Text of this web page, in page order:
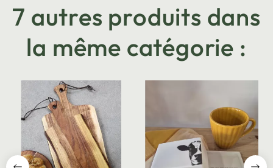
7 autres produits dans
la même catégorie :